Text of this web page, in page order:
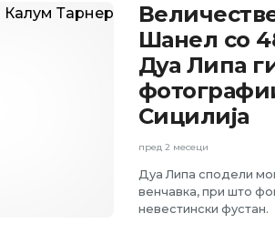
Шанел со
Дуа Липа
Сицилија
пред 2 месеци
Дуа Липа сподели
венчавка, при што
невестински фустан.